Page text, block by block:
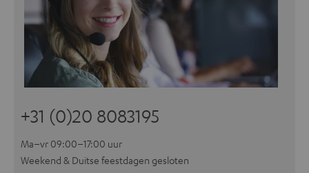
+31 (0)20 8083195
Ma–vr 09:00–17:00 uur
Weekend & Duitse feestdagen gesloten